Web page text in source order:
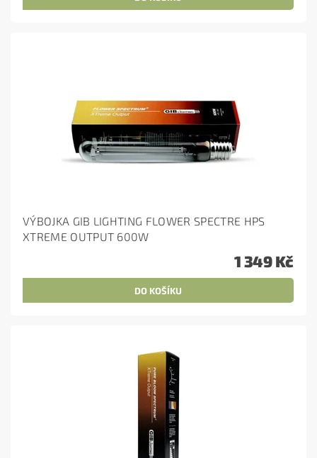
VÝBOJKA GIB LIGHTING FLOWER SPECTRE HPS
XTREME OUTPUT 600W
1 349 Kč